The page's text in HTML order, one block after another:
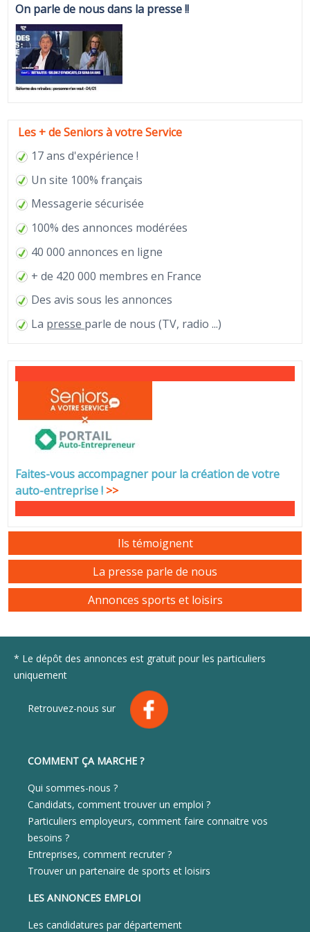
On parle de nous dans la presse !!
Les + de Seniors à votre Service
17 ans d'expérience !
Un site 100% français
Messagerie sécurisée
100% des annonces modérées
40 000 annonces en ligne
+ de 420 000 membres en France
Des avis sous les annonces
La presse parle de nous (TV, radio ...)
Faites-vous accompagner pour la création de votre
auto-entreprise! >>
Ils témoignent
La presse parle de nous
Annonces sports et loisirs
* Le dépôt des annonces est gratuit pour les particuliers
uniquement
Retrouvez-nous sur
COMMENT ÇA MARCHE ?
Qui sommes-nous ?
Candidats, comment trouver un emploi ?
Particuliers employeurs, comment faire connaitre vos
besoins ?
Entreprises, comment recruter ?
Trouver un partenaire de sports et loisirs
LES ANNONCES EMPLOI
Les candidatures par département